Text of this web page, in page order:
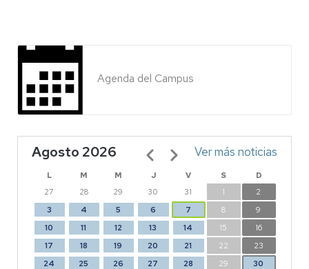
Agenda del Campus
Agosto 2026
L M M J V S
D
27
28 29 30 31 1
2
3
4 5 6 7 8
9
10
11 12 13 14 15
16
17
18 19 20 21 22
23
24
25 26 27 28 29
30
Paginación Ver más noticias